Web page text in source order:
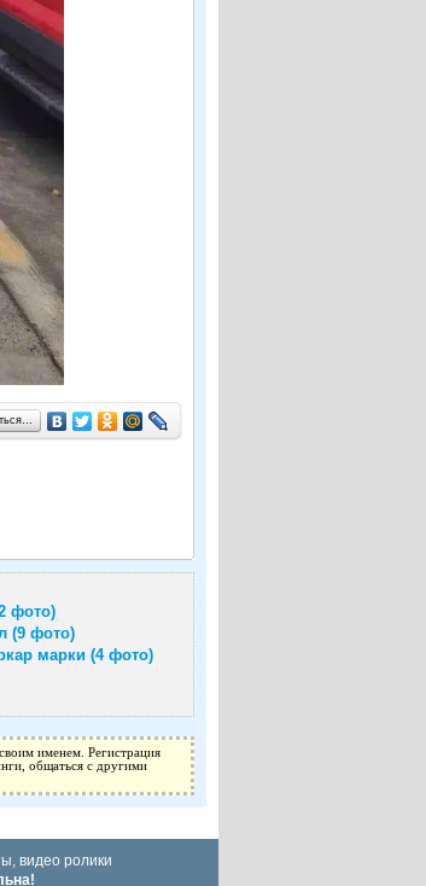
фото)
(9 фото)
марки (4 фото)
именем. Регистрация
общаться с другими
видео ролики